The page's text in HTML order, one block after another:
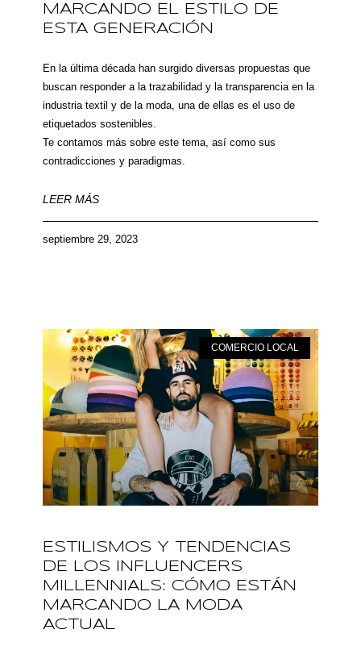
MARCANDO EL ESTILO DE
ESTA GENERACIÓN
En la última década han surgido diversas propuestas que
buscan responder a la trazabilidad y la transparencia en la
industria textil y de la moda, una de ellas es el uso de
etiquetados sostenibles.
Te contamos más sobre este tema, así como sus
contradicciones y paradigmas.
LEER MÁS
septiembre 29, 2023
COMERCIO LOCAL
ESTILISMOS Y TENDENCIAS
DE LOS INFLUENCERS
MILLENNIALS: CÓMO ESTÁN
MARCANDO LA MODA
ACTUAL